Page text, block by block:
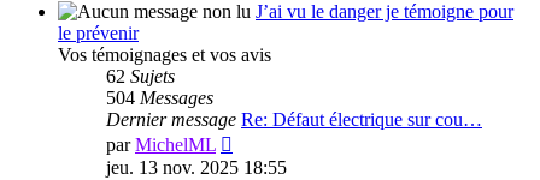
J’ai vu le danger je témoigne pour
le prévenir
Vos témoignages et vos avis
62 Sujets
504 Messages
Dernier message Re: Défaut électrique sur cou…
parMichelML
le
jeu. 13 nov. 2025 18:55